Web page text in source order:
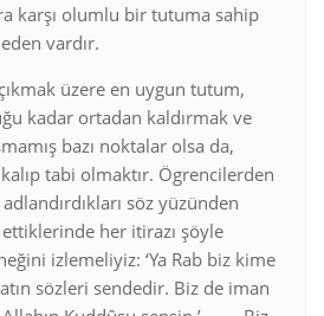
karşı olumlu bir tutuma sahip
vardır.
üzere en uygun tutum,
kadar ortadan kaldırmak ve
bazı noktalar olsa da,
kalıp tabi olmaktır. Ögrencilerden
adlandırdıkları söz yüzünden
her itirazı şöyle
izlemeliyiz: ‘Ya Rab biz kime
sözleri sendedir. Biz de iman